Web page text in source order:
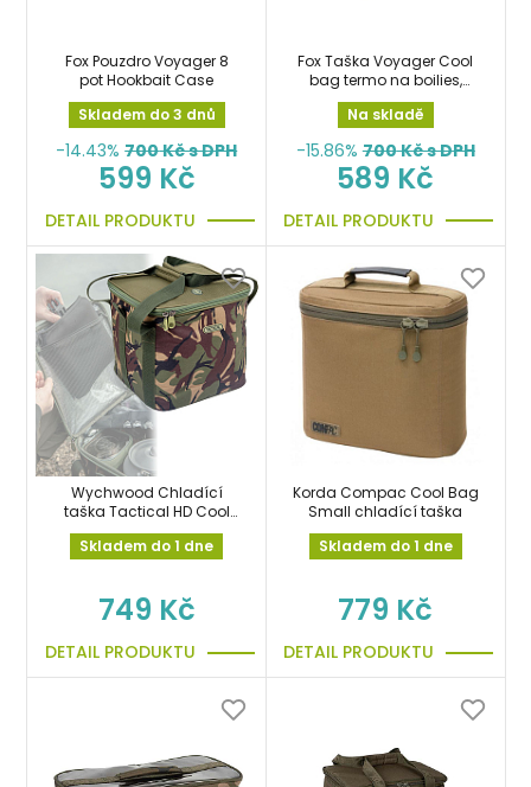
Fox Pouzdro Voyager 8
pot Hookbait Case
Skladem do 3 dnů
-14.43% 700Kč s DPH
599 Kč
DETAIL PRODUKTU
Fox Taška Voyager Cool
bag termo na boilies,
krmení, návnady a
nástrahy
Na skladě
-15.86% 700Kč s DPH
589 Kč
DETAIL PRODUKTU
Wychwood Chladící
taška Tactical HD Cool
Bag
Skladem do 1 dne
749 Kč
DETAIL PRODUKTU
Korda Compac Cool Bag
Small chladící taška
Skladem do 1 dne
779 Kč
DETAIL PRODUKTU